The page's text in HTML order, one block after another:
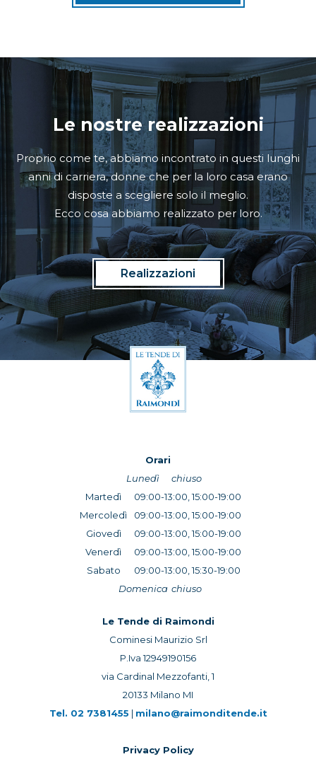
Le nostre realizzazioni
Proprio come te, abbiamo incontrato in questi lunghi
anni di carriera, donne che per la loro casa erano
disposte a scegliere solo il meglio.
Ecco cosa abbiamo realizzato per loro.
Realizzazioni
Orari
Lunedì
chiuso
Martedì
09:00-13:00, 15:00-19:00
Mercoledì
09:00-13:00, 15:00-19:00
Giovedì
09:00-13:00, 15:00-19:00
Venerdì
09:00-13:00, 15:00-19:00
Sabato
09:00-13:00, 15:30-19:00
Domenica chiuso
Le Tende di Raimondi
Cominesi Maurizio Srl
P.Iva 12949190156
via Cardinal Mezzofanti, 1
20133 Milano MI
Tel. 02 7381455 | milano@raimonditende.it
Privacy Policy